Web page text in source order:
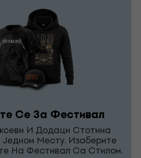
Се За Фестивал
И Додаци Стотина
Месту. Изаберите
На Фестивал Са Стилом.